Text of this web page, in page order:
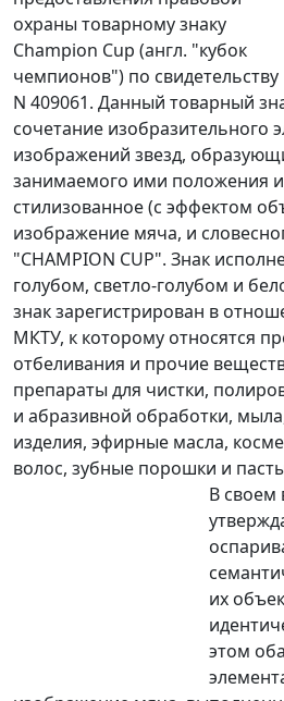
охраны товарному знаку
Champion Cup (англ. "кубок
чемпионов") по свидетельству
N 409061. Данный товарный
сочетание изобразительного
изображений звезд,
занимаемого ими положения
стилизованное (с эффектом
изображение мяча, и
"CHAMPION CUP". Знак
голубом, светло-голубом и
знак зарегистрирован в
МКТУ, к которому относятся
отбеливания и прочие
препараты для чистки,
и абразивной обработки,
изделия, эфирные масла,
волос, зубные порошки и
В своем
их
этом